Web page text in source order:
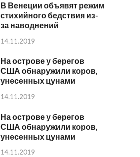
В Венеции объявят режим
стихийного бедствия из-
за наводнений
14.11.2019
На острове у берегов
США обнаружили коров,
унесенных цунами
14.11.2019
На острове у берегов
США обнаружили коров,
унесенных цунами
14.11.2019